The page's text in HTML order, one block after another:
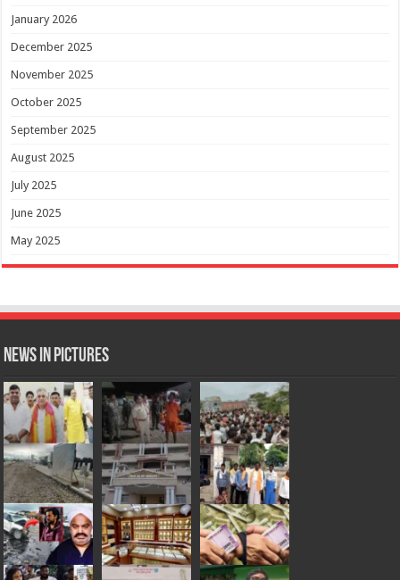
January 2026
December 2025
November 2025
October 2025
September 2025
August 2025
July 2025
June 2025
May 2025
News in Pictures